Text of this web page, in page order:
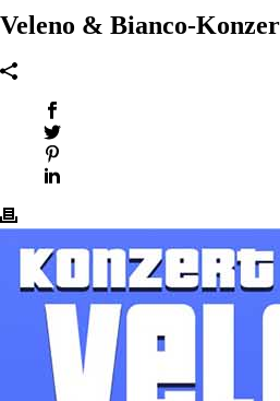
Veleno & Bianco-